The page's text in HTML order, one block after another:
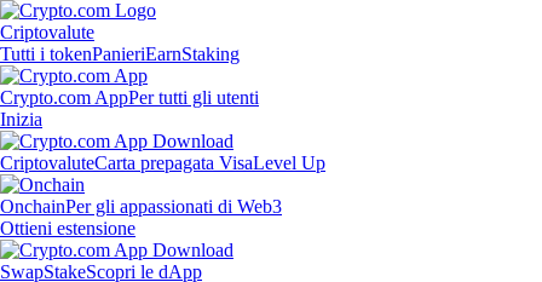
Criptovalute
Tutti i tokenPanieriEarnStaking
Crypto.com AppPer tutti gli utenti
Inizia
CriptovaluteCarta prepagata VisaLevel Up
OnchainPer gli appassionati di Web3
Ottieni estensione
SwapStakeScopri le dApp